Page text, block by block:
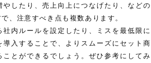
したり、売上向上につなげたり、などの
、注意すべき点も複数あります。
社内ルールを設定したり、ミスを最低限に
入することで、よりスムーズにセット商
とができるでしょう。ぜひ参考にしてみ